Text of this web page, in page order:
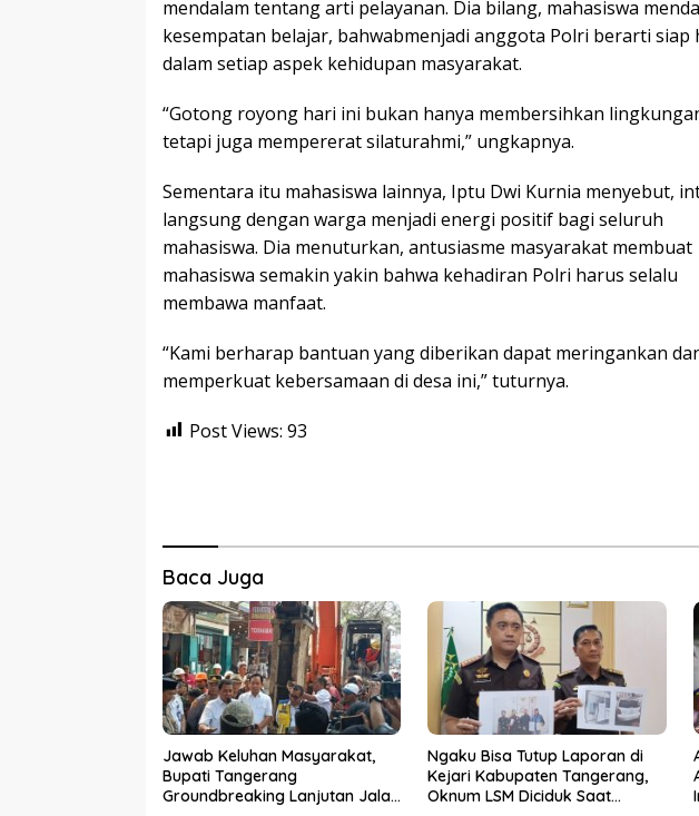
mendalam tentang arti pelayanan. Dia bilang, mahasiswa
kesempatan belajar, bahwabmenjadi anggota Polri berarti siap
dalam setiap aspek kehidupan masyarakat.
“Gotong royong hari ini bukan hanya membersihkan
tetapi juga mempererat silaturahmi,” ungkapnya.
Sementara itu mahasiswa lainnya, Iptu Dwi Kurnia menyebut,
langsung dengan warga menjadi energi positif bagi seluruh
mahasiswa. Dia menuturkan, antusiasme masyarakat membuat
mahasiswa semakin yakin bahwa kehadiran Polri harus selalu
membawa manfaat.
“Kami berharap bantuan yang diberikan dapat meringankan
memperkuat kebersamaan di desa ini,” tuturnya.
Post Views: 93
Baca Juga
Jawab Keluhan Masyarakat,
Bupati Tangerang
Groundbreaking Lanjutan Jalan
Ngaku Bisa Tutup Laporan di
Kejari Kabupaten Tangerang,
Oknum LSM Diciduk Saat